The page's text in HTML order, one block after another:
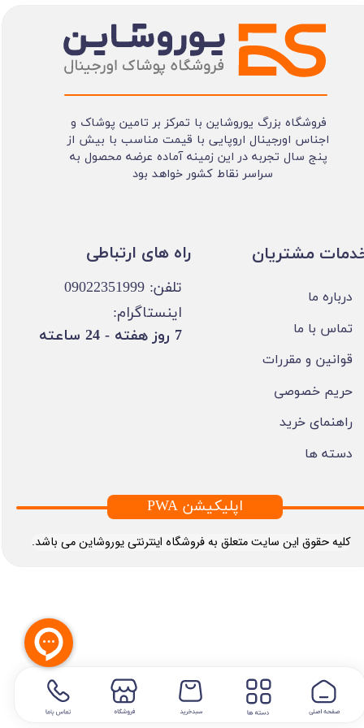
فروشگاه بزرگ یوروشاین با تمرکز بر تامین پوشاک و
اجناس اورجینال اروپایی با قیمت مناسب با بیش از
پنج سال تجربه در این زمینه آماده عرضه محصول به
سراسر نقاط کشور خواهد بود
​کلیه حقوق این سایت متعلق به فروشگاه اینترنتی یوروشاین می باشد.
مشتریان
درباره ما
تماس با ما
قوانین و مقررات
حریم خصوصی
راهنمای خرید
دسته ها
تلفن: 09022351999
اینستاگرام:
​7 روز هفته - 24 ساعته ​​​​​​​
PWA اپلیکیشن
​​راه های ارتباطی